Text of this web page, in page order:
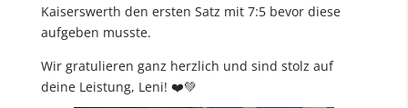
Kaiserswerth den ersten Satz mit 7:5 bevor diese
aufgeben musste.
Wir gratulieren ganz herzlich und sind stolz auf
deine Leistung, Leni! ❤️💚